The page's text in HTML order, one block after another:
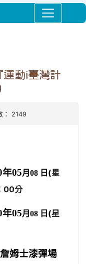
動i臺灣計
： 2149
年05月08 日(星
00分
年05月08 日(星
詹姆士漆彈場